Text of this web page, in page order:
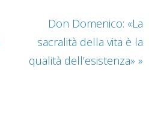
Don Domenico: «La
sacralità della vita è la
qualità dell’esistenza» »